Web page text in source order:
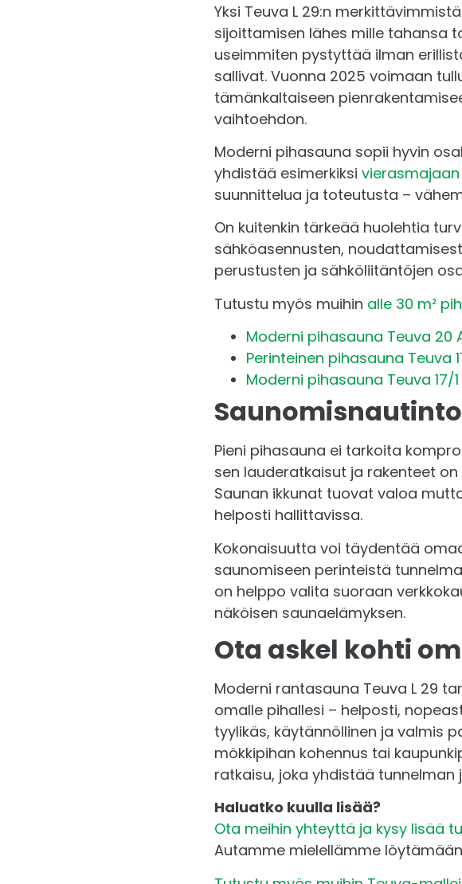
Yksi Teuva L 29:n
sijoittamisen lähes mille tahansa
useimmiten pystyttää ilman
sallivat. Vuonna 2025 voimaan
tämänkaltaiseen
vaihtoehdon.
Moderni pihasauna sopii hyvin
yhdistää esimerkiksi
suunnittelua ja toteutusta –
On kuitenkin tärkeää huolehtia
sähköasennusten,
perustusten ja sähköliitäntöjen
Tutustu myös muihin alle 30 m²
Moderni pihasauna Teuva 20
Perinteinen pihasauna Teuva
Moderni pihasauna Teuva 17/1
Pieni pihasauna ei tarkoita
sen lauderatkaisut ja rakenteet
Saunan ikkunat tuovat valoa
helposti hallittavissa.
Kokonaisuutta voi täydentää
saunomiseen perinteistä
on helppo valita suoraan
näköisen saunaelämyksen.
Ota askel kohti
Moderni rantasauna Teuva L 29
omalle pihallesi – helposti,
tyylikäs, käytännöllinen ja valmis
mökkipihan kohennus tai
ratkaisu, joka yhdistää tunnelman
Haluatko kuulla lisää?
Ota meihin yhteyttä ja kysy lisää
Autamme mielellämme